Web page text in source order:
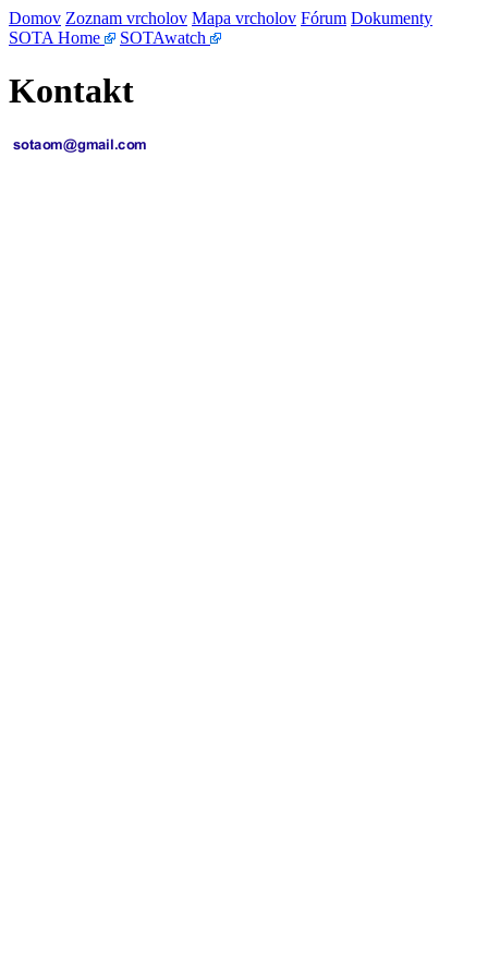
Domov Zoznam vrcholov Mapa vrcholov Fórum Dokumenty
SOTA Home
SOTAwatch
Kontakt